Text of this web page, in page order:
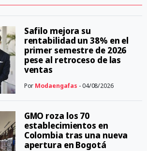
Safilo mejora su
rentabilidad un 38% en el
primer semestre de 2026
pese al retroceso de las
ventas
Por Modaengafas - 04/08/2026
GMO roza los 70
establecimientos en
Colombia tras una nueva
apertura en Bogotá